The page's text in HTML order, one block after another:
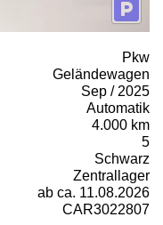
Pkw
Geländewagen
Sep / 2025
Automatik
4.000 km
5
Schwarz
Zentrallager
ab ca. 11.08.2026
CAR3022807